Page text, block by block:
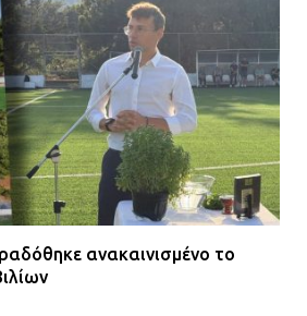
ανακαινισμένο το